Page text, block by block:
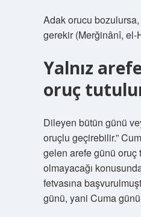
Adak orucu
gerekir (Merğinânî, el-
Yalnız
oruç
Dileyen bütün günü
oruçlu geçirebilir.”
gelen arefe günü oruç
olmayacağı
fetvasına
günü, yani Cuma